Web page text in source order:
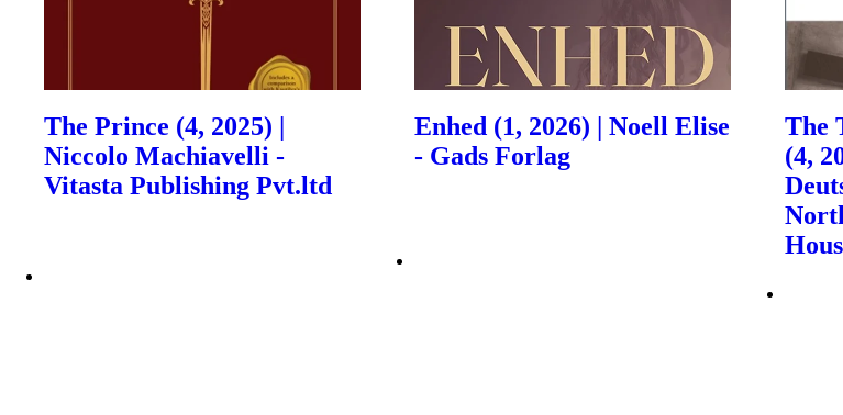
The Prince (4, 2025) |
Niccolo Machiavelli -
Vitasta Publishing Pvt.ltd
Enhed (1, 2026) | Noell Elise
- Gads Forlag
The
(4,